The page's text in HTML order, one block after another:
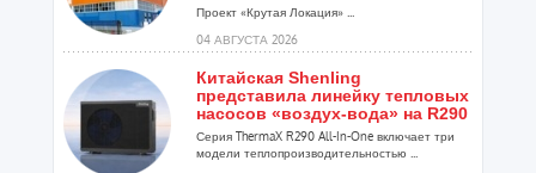
Проект «Крутая Локация» ...
04 АВГУСТА 2026
Китайская Shenling
представила линейку тепловых
насосов «воздух-вода» на R290
Серия ThermaX R290 All-In-One включает три
модели теплопроизводительностью ...